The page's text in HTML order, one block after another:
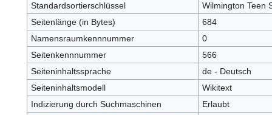
Standardsortierschlüssel
Wilmington Teen
Seitenlänge (in Bytes)
684
Namensraumkennnummer
0
Seitenkennnummer
566
Seiteninhaltssprache
de - Deutsch
Seiteninhaltsmodell
Wikitext
Indizierung durch Suchmaschinen
Erlaubt